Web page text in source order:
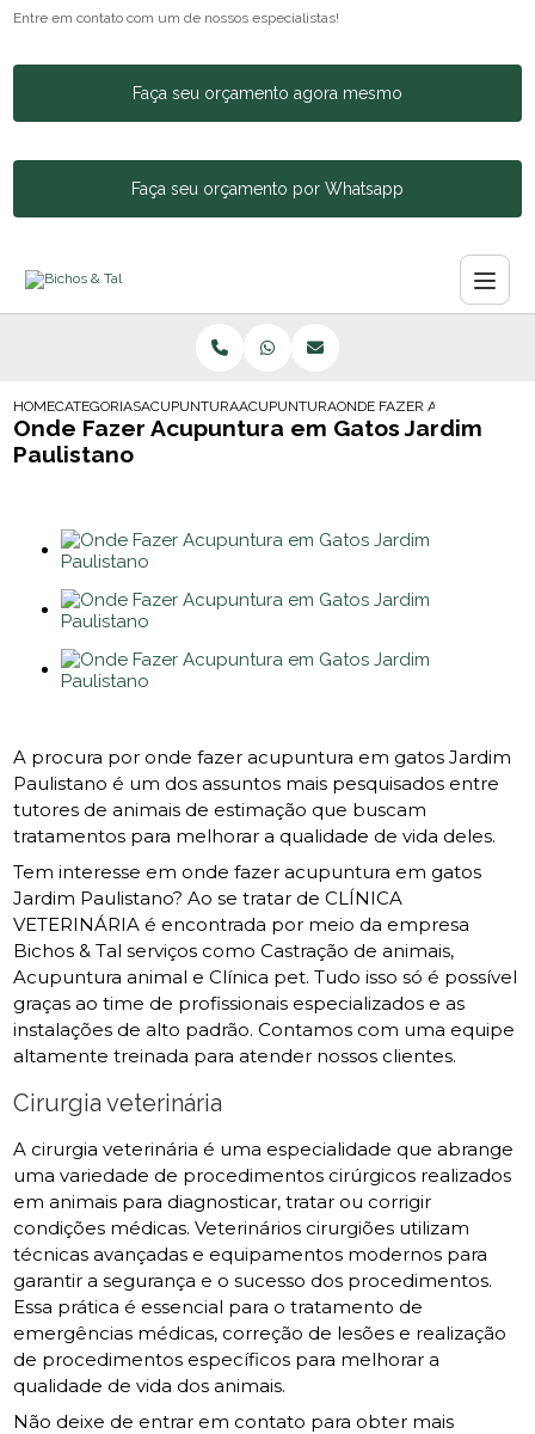
Entre em contato com um de nossos especialistas!
Faça seu orçamento agora mesmo
Faça seu orçamento por Whatsapp
HOMECATEGORIASACUPUNTURA ANIMALACUPUNTURA PARA CACHORRO BOM
ONDE FAZER ACUPUNTURA
Onde Fazer Acupuntura em Gatos Jardim
Paulistano
A procura por onde fazer acupuntura em gatos Jardim
Paulistano é um dos assuntos mais pesquisados entre
tutores de animais de estimação que buscam
tratamentos para melhorar a qualidade de vida deles.
Tem interesse em onde fazer acupuntura em gatos
Jardim Paulistano? Ao se tratar de CLÍNICA
VETERINÁRIA é encontrada por meio da empresa
Bichos & Tal serviços como Castração de animais,
Acupuntura animal e Clínica pet. Tudo isso só é possível
graças ao time de profissionais especializados e as
instalações de alto padrão. Contamos com uma equipe
altamente treinada para atender nossos clientes.
Cirurgia veterinária
A cirurgia veterinária é uma especialidade que abrange
uma variedade de procedimentos cirúrgicos realizados
em animais para diagnosticar, tratar ou corrigir
condições médicas. Veterinários cirurgiões utilizam
técnicas avançadas e equipamentos modernos para
garantir a segurança e o sucesso dos procedimentos.
Essa prática é essencial para o tratamento de
emergências médicas, correção de lesões e realização
de procedimentos específicos para melhorar a
qualidade de vida dos animais.
Não deixe de entrar em contato para obter mais